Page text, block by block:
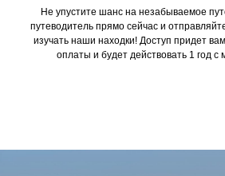
Не упустите шанс на незабываемое
путеводитель прямо сейчас и
изучать наши находки! Доступ придет
оплаты и будет действовать 1 год с